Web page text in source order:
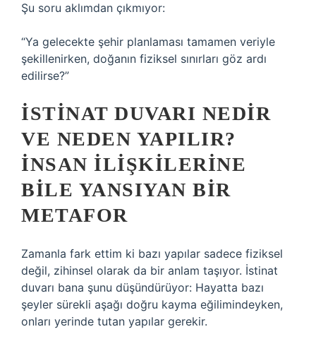
Şu soru aklımdan çıkmıyor:
“Ya gelecekte şehir planlaması tamamen veriyle
şekillenirken, doğanın fiziksel sınırları göz ardı
edilirse?”
İSTINAT DUVARI NEDIR
VE NEDEN YAPILIR?
İNSAN ILIŞKILERINE
BILE YANSIYAN BIR
METAFOR
Zamanla fark ettim ki bazı yapılar sadece fiziksel
değil, zihinsel olarak da bir anlam taşıyor. İstinat
duvarı bana şunu düşündürüyor: Hayatta bazı
şeyler sürekli aşağı doğru kayma eğilimindeyken,
onları yerinde tutan yapılar gerekir.